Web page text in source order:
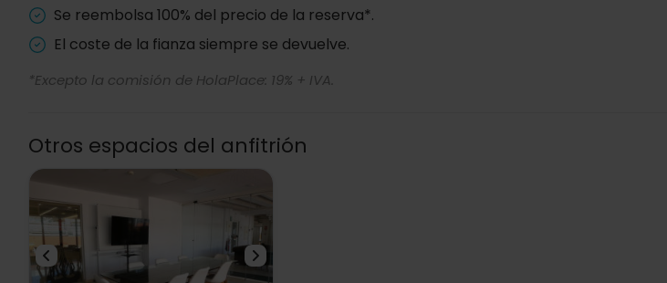
Se reembolsa 100% del precio de la reserva*.
El coste de la fianza siempre se devuelve.
*Excepto la comisión de HolaPlace: 19% + IVA.
Otros espacios del anfitrión